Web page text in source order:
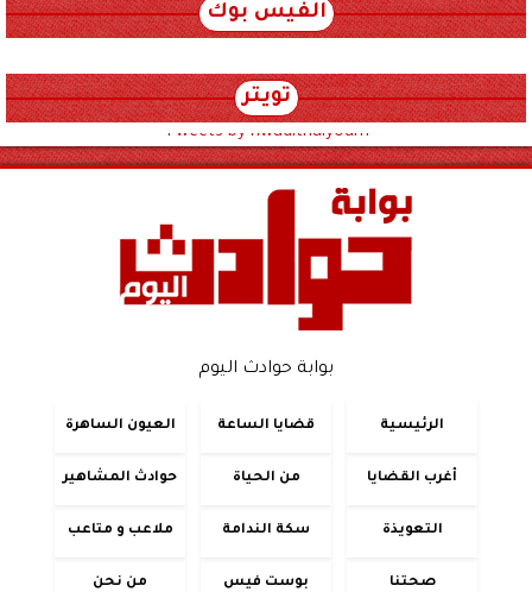
الفيس بوك
تويتر
Tweets by hwadithalyoum
بوابة حوادث اليوم
الرئيسية قضايا الساعة العيون الساهرة
أغرب القضايا من الحياة حوادث المشاهير
التعويذة سكة الندامة ملاعب و متاعب
صحتنا بوست فيس من نحن